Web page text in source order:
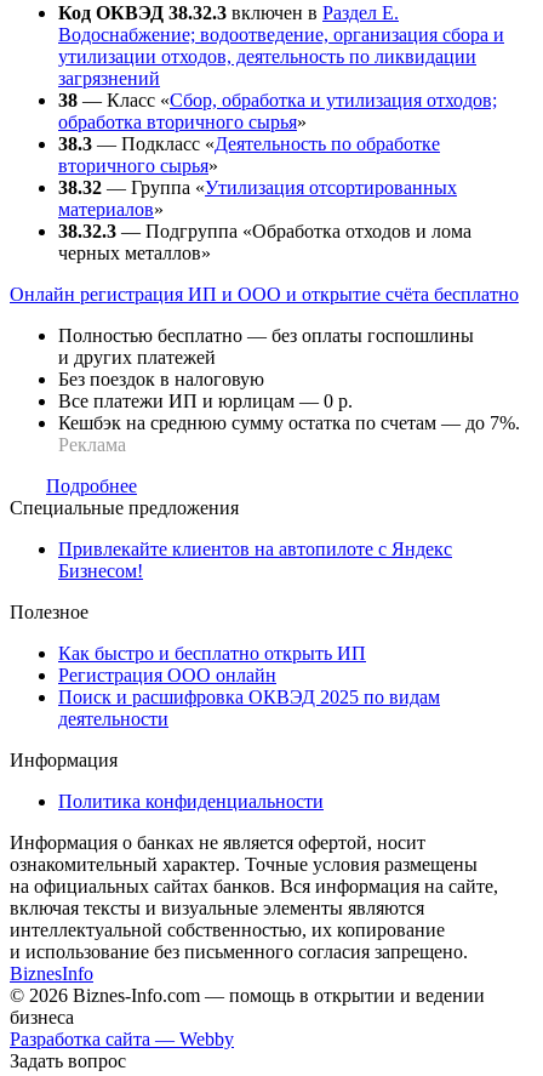
Код ОКВЭД 38.32.3 включен в Раздел E.
Водоснабжение; водоотведение, организация сбора и
утилизации отходов, деятельность по ликвидации
загрязнений
38 — Класс «Сбор, обработка и утилизация отходов;
обработка вторичного сырья»
38.3 — Подкласс «Деятельность по обработке
вторичного сырья»
38.32 — Группа «Утилизация отсортированных
материалов»
38.32.3 — Подгруппа «Обработка отходов и лома
черных металлов»
Онлайн регистрация ИП и ООО и открытие счёта бесплатно
Полностью бесплатно — без оплаты госпошлины
и других платежей
Без поездок в налоговую
Все платежи ИП и юрлицам — 0 р.
Кешбэк на среднюю сумму остатка по счетам — до 7%.
Реклама
Подробнее
Специальные предложения
Привлекайте клиентов на автопилоте с Яндекс
Бизнесом!
Полезное
Как быстро и бесплатно открыть ИП
Регистрация ООО онлайн
Поиск и расшифровка ОКВЭД 2025 по видам
деятельности
Информация
Политика конфиденциальности
Информация о банках не является офертой, носит
ознакомительный характер. Точные условия размещены
на официальных сайтах банков. Вся информация на сайте,
включая тексты и визуальные элементы являются
интеллектуальной собственностью, их копирование
и использование без письменного согласия запрещено.
BiznesInfo
© 2026 Biznes-Info.com — помощь в открытии и ведении
бизнеса
Разработка сайта — Webby
Задать вопрос